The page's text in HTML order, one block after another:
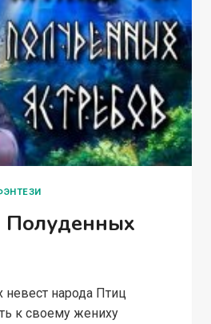
Полуденных
невест народа Птиц
к своему жениху